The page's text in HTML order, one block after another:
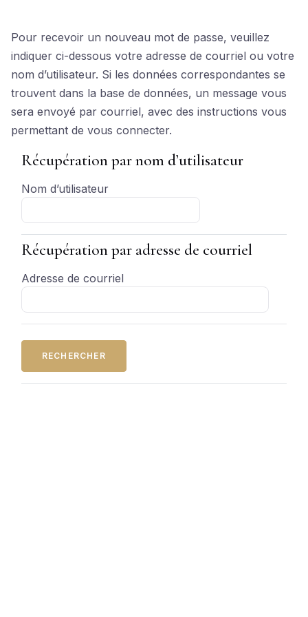
Pour recevoir un nouveau mot de passe, veuillez
indiquer ci-dessous votre adresse de courriel ou votre
nom d’utilisateur. Si les données correspondantes se
trouvent dans la base de données, un message vous
sera envoyé par courriel, avec des instructions vous
permettant de vous connecter.
Récupération par nom d’utilisateur
Récupération par nom d’utilisateur
Nom d’utilisateur
Récupération par adresse de courriel
Récupération par adresse de courriel
Adresse de courriel